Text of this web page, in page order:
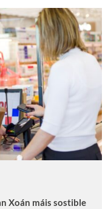
Xoán máis sostible